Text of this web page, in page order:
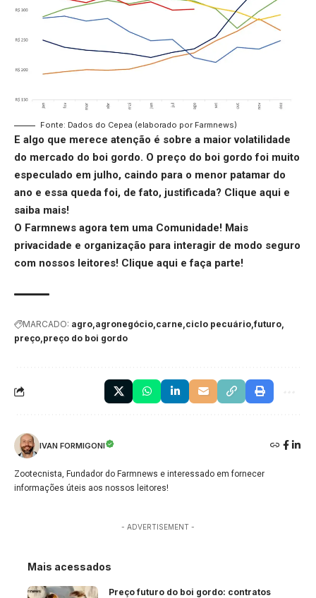
Fonte: Dados do Cepea (elaborado por Farmnews)
E algo que merece atenção é sobre a maior volatilidade
do mercado do boi gordo. O preço do boi gordo foi muito
especulado em julho, caindo para o menor patamar do
ano e essa queda foi, de fato, justificada? Clique aqui e
saiba mais!
O Farmnews agora tem uma Comunidade! Mais
privacidade e organização para interagir de modo seguro
com nossos leitores! Clique aqui e faça parte!
MARCADO: agro agronegócio carne ciclo pecuário futuro
preço preço do boi gordo
IVAN FORMIGONI
Zootecnista, Fundador do Farmnews e interessado em fornecer
informações úteis aos nossos leitores!
- ADVERTISEMENT -
Mais acessados
Preço futuro do boi gordo: contratos